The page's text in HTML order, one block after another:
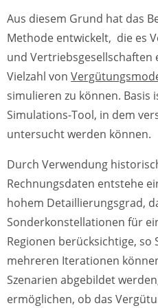
Aus diesem Grund hat das
Methode entwickelt, die es
und Vertriebsgesellschaften
Vielzahl von
simulieren zu können. Basis
Simulations-Tool, in dem
untersucht werden können.
Durch Verwendung
Rechnungsdaten entstehe
hohem Detaillierungsgrad,
Sonderkonstellationen für
Regionen berücksichtige, so
mehreren Iterationen
Szenarien abgebildet
ermöglichen, ob das